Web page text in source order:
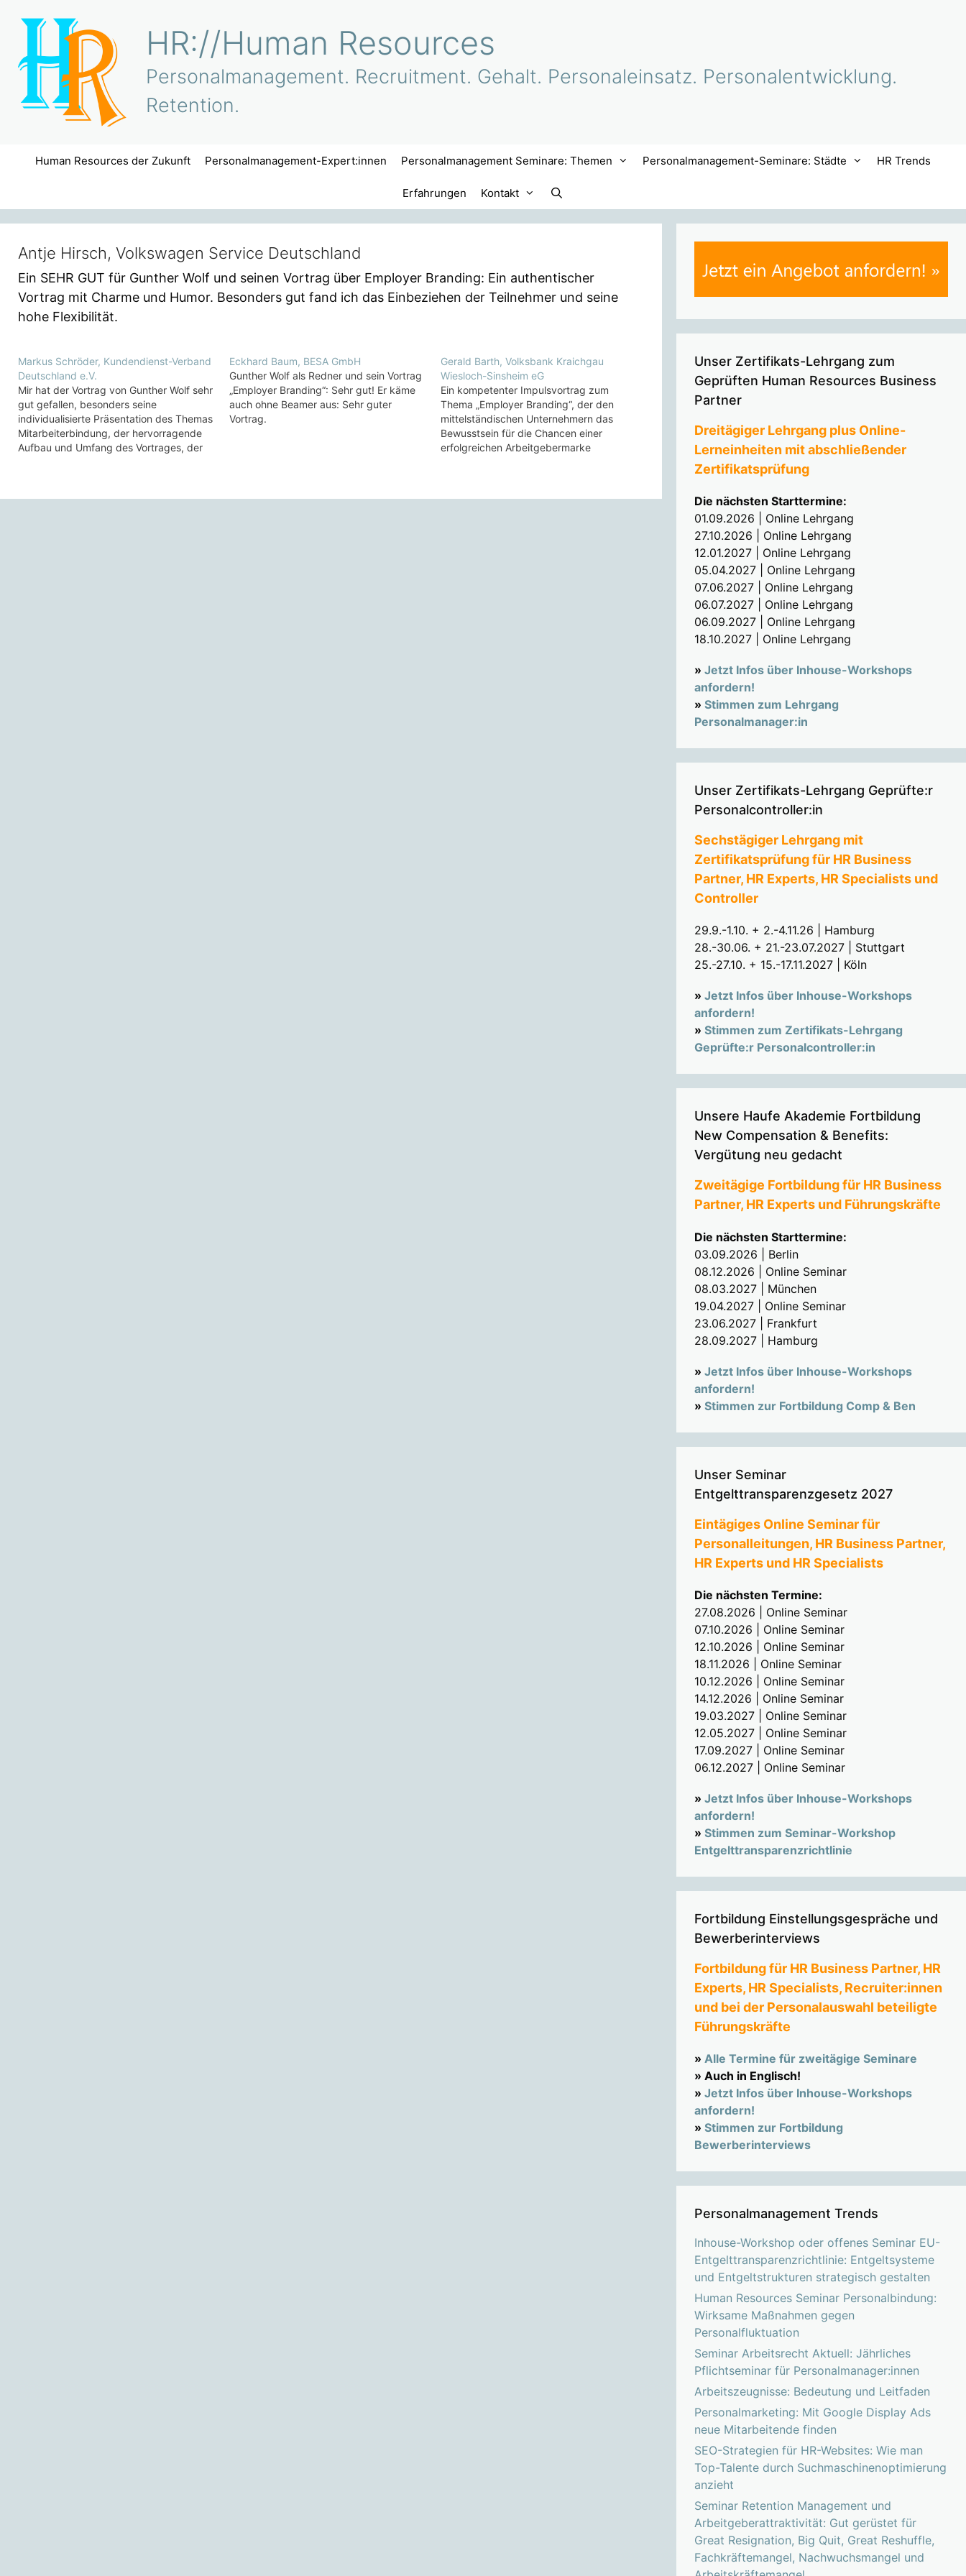
Inhalt
HR://Human Resources
Personalmanagement. Recruitment. Gehalt. Personaleinsatz. Personalentwicklung.
Retention.
Human Resources der Zukunft Personalmanagement-Expert:innen Personalmanagement Seminare: Themen Personalmanagement-Seminare: Städte HR Trends
Erfahrungen Kontakt
Antje Hirsch, Volkswagen Service Deutschland
Ein SEHR GUT für Gunther Wolf und seinen Vortrag über Employer Branding: Ein authentischer
Vortrag mit Charme und Humor. Besonders gut fand ich das Einbeziehen der Teilnehmer und seine
hohe Flexibilität.
Markus Schröder, Kundendienst-Verband
Deutschland e.V.
Mir hat der Vortrag von Gunther Wolf sehr
gut gefallen, besonders seine
individualisierte Präsentation des Themas
Mitarbeiterbindung, der hervorragende
Aufbau und Umfang des Vortrages, der
Eckhard Baum, BESA GmbH
Gunther Wolf als Redner und sein Vortrag
„Employer Branding“: Sehr gut! Er käme
auch ohne Beamer aus: Sehr guter
Vortrag.
Gerald Barth, Volksbank Kraichgau
Wiesloch-Sinsheim eG
Ein kompetenter Impulsvortrag zum
Thema „Employer Branding“, der den
mittelständischen Unternehmern das
Bewusstsein für die Chancen einer
erfolgreichen Arbeitgebermarke
Unser Zertifikats-Lehrgang zum
Geprüften Human Resources Business
Partner
Dreitägiger Lehrgang plus Online-
Lerneinheiten mit abschließender
Zertifikatsprüfung
Die nächsten Starttermine:
01.09.2026 | Online Lehrgang
27.10.2026 | Online Lehrgang
12.01.2027 | Online Lehrgang
05.04.2027 | Online Lehrgang
07.06.2027 | Online Lehrgang
06.07.2027 | Online Lehrgang
06.09.2027 | Online Lehrgang
18.10.2027 | Online Lehrgang
» Jetzt Infos über Inhouse-Workshops
anfordern!
» Stimmen zum Lehrgang
Personalmanager:in
Unser Zertifikats-Lehrgang Geprüfte:r
Personalcontroller:in
Sechstägiger Lehrgang mit
Zertifikatsprüfung für HR Business
Partner, HR Experts, HR Specialists und
Controller
29.9.-1.10. + 2.-4.11.26 | Hamburg
28.-30.06. + 21.-23.07.2027 | Stuttgart
25.-27.10. + 15.-17.11.2027 | Köln
» Jetzt Infos über Inhouse-Workshops
anfordern!
» Stimmen zum Zertifikats-Lehrgang
Geprüfte:r Personalcontroller:in
Unsere Haufe Akademie Fortbildung
New Compensation & Benefits:
Vergütung neu gedacht
Zweitägige Fortbildung für HR Business
Partner, HR Experts und Führungskräfte
Die nächsten Starttermine:
03.09.2026 | Berlin
08.12.2026 | Online Seminar
08.03.2027 | München
19.04.2027 | Online Seminar
23.06.2027 | Frankfurt
28.09.2027 | Hamburg
» Jetzt Infos über Inhouse-Workshops
anfordern!
» Stimmen zur Fortbildung Comp & Ben
Unser Seminar
Entgelttransparenzgesetz 2027
Eintägiges Online Seminar für
Personalleitungen, HR Business Partner,
HR Experts und HR Specialists
Die nächsten Termine:
27.08.2026 | Online Seminar
07.10.2026 | Online Seminar
12.10.2026 | Online Seminar
18.11.2026 | Online Seminar
10.12.2026 | Online Seminar
14.12.2026 | Online Seminar
19.03.2027 | Online Seminar
12.05.2027 | Online Seminar
17.09.2027 | Online Seminar
06.12.2027 | Online Seminar
» Jetzt Infos über Inhouse-Workshops
anfordern!
» Stimmen zum Seminar-Workshop
Entgelttransparenzrichtlinie
Fortbildung Einstellungsgespräche und
Bewerberinterviews
Fortbildung für HR Business Partner, HR
Experts, HR Specialists, Recruiter:innen
und bei der Personalauswahl beteiligte
Führungskräfte
» Alle Termine für zweitägige Seminare
» Auch in Englisch!
» Jetzt Infos über Inhouse-Workshops
anfordern!
» Stimmen zur Fortbildung
Bewerberinterviews
Personalmanagement Trends
Inhouse-Workshop oder offenes Seminar EU-
Entgelttransparenzrichtlinie: Entgeltsysteme
und Entgeltstrukturen strategisch gestalten
Human Resources Seminar Personalbindung:
Wirksame Maßnahmen gegen
Personalfluktuation
Seminar Arbeitsrecht Aktuell: Jährliches
Pflichtseminar für Personalmanager:innen
Arbeitszeugnisse: Bedeutung und Leitfaden
Personalmarketing: Mit Google Display Ads
neue Mitarbeitende finden
SEO-Strategien für HR-Websites: Wie man
Top-Talente durch Suchmaschinenoptimierung
anzieht
Seminar Retention Management und
Arbeitgeberattraktivität: Gut gerüstet für
Great Resignation, Big Quit, Great Reshuffle,
Fachkräftemangel, Nachwuchsmangel und